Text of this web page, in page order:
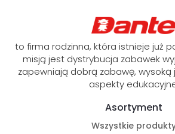
to firma rodzinna, która istnieje już
misją jest dystrybucja zabawek
zapewniają dobrą zabawę, wysoką
aspekty
Asortyment
Wszystkie